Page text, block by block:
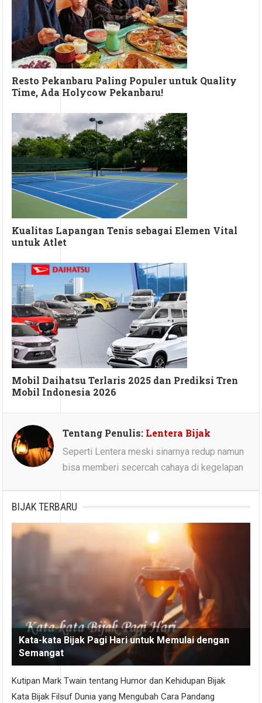
Resto Pekanbaru Paling Populer untuk Quality
Time, Ada Holycow Pekanbaru!
Kualitas Lapangan Tenis sebagai Elemen Vital
untuk Atlet
Mobil Daihatsu Terlaris 2025 dan Prediksi Tren
Mobil Indonesia 2026
Tentang Penulis: Lentera Bijak
Seperti Lentera meski sinarnya redup namun
bisa memberi secercah cahaya di kegelapan
BIJAK TERBARU
Kata-kata Bijak Pagi Hari untuk Memulai dengan
Semangat
Kutipan Mark Twain tentang Humor dan Kehidupan Bijak
Kata Bijak Filsuf Dunia yang Mengubah Cara Pandang